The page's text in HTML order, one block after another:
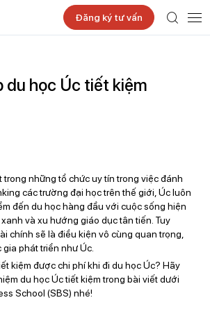
Đăng ký tư vấn
du học Úc tiết kiệm
trong những tổ chức uy tín trong việc đánh
các trường đại học trên thế giới, Úc luôn
đến du học hàng đầu với cuộc sống hiện
và xu hướng giáo dục tân tiến. Tuy
chính sẽ là điều kiện vô cùng quan trọng,
phát triển như Úc.
kiệm được chi phí khi đi du học Úc? Hãy
du học Úc tiết kiệm trong bài viết dưới
School (SBS) nhé!